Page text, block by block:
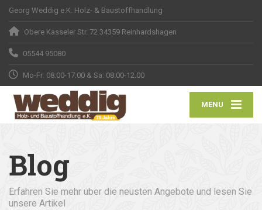
Georg Weddig e.K. Holz- & Baustoffhandlung
Obere Kasseler Str. 72 34359 Reinhardshagen
05544 95080
Mo-Fr: 08:00-17:00 & Sa: 08:00-12.00
MENU
Blog
Erfahren Sie mehr über die neusten Angebote und lesen Sie
unsere Artikel